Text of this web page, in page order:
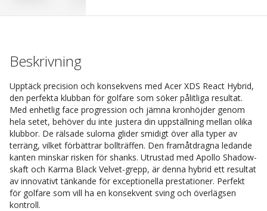
Beskrivning
Upptäck precision och konsekvens med Acer XDS React Hybrid,
den perfekta klubban för golfare som söker pålitliga resultat.
Med enhetlig face progression och jämna kronhöjder genom
hela setet, behöver du inte justera din uppställning mellan olika
klubbor. De rälsade sulorna glider smidigt över alla typer av
terräng, vilket förbättrar bollträffen. Den framåtdragna ledande
kanten minskar risken för shanks. Utrustad med Apollo Shadow-
skaft och Karma Black Velvet-grepp, är denna hybrid ett resultat
av innovativt tänkande för exceptionella prestationer. Perfekt
för golfare som vill ha en konsekvent sving och överlägsen
kontroll.